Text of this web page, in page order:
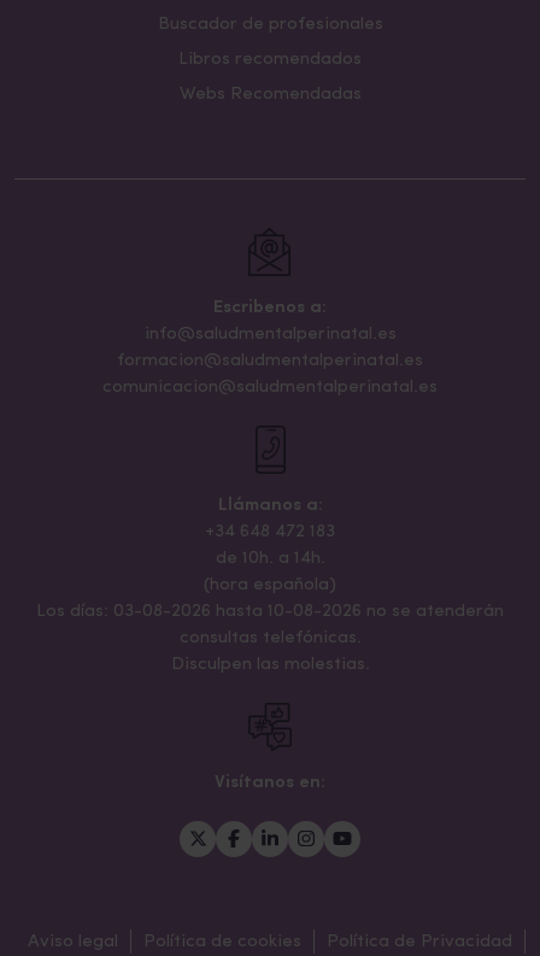
Buscador de profesionales
Libros recomendados
Webs Recomendadas
Escribenos a:
info@saludmentalperinatal.es
formacion@saludmentalperinatal.es
comunicacion@saludmentalperinatal.es
Llámanos a:
+34 648 472 183
de 10h. a 14h.
(hora española)
Los días: 03-08-2026 hasta 10-08-2026 no se atenderán
consultas telefónicas.
Disculpen las molestias.
Visítanos en:
Aviso legal Política de cookies Política de Privacidad